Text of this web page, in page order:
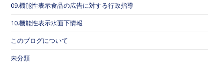
09.機能性表示食品の広告に対する行政指導
10.機能性表示水面下情報
このブログについて
未分類